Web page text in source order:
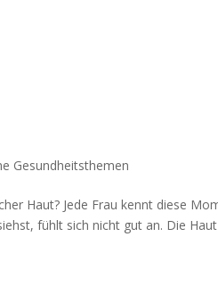
Gesundheitsthemen
Haut? Jede Frau kennt diese
fühlt sich nicht gut an. Die